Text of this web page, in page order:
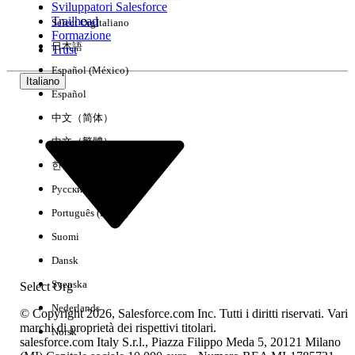
Esperienza
Nessun risultato
Sviluppatori Salesforce
Trailhead
Formazione
Trust
Italiano
Select Org
Select OrgItaliano
日本語
Español (México)
Español
中文（简体）
中文（繁體）
한국어
Русский
Português (Brasil)
Suomi
Dansk
Svenska
Nederlands
Norsk
© Copyright 2026, Salesforce.com Inc. Tutti i diritti riservati. Vari
marchi di proprietà dei rispettivi titolari.
salesforce.com Italy S.r.l., Piazza Filippo Meda 5, 20121 Milano